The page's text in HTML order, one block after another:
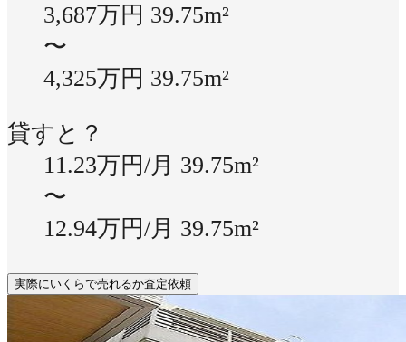
3,687万円 39.75m²
〜
4,325万円 39.75m²
貸すと？
11.23万円/月 39.75m²
〜
12.94万円/月 39.75m²
実際にいくらで売れるか査定依頼